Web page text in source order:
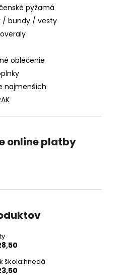
pyžamá
/ bundy / vesty
oblečenie
najmenších
online platby
škola hnedá